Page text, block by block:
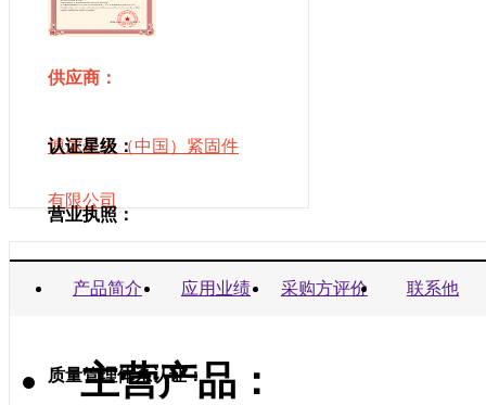
供应商：
博尔豪夫（中国）紧固件
有限公司
认证星级：
营业执照：
商业信誉承诺书：
质量管理体系认证：
产品简介 应用业绩 采购方评价 联系他
主营产品：